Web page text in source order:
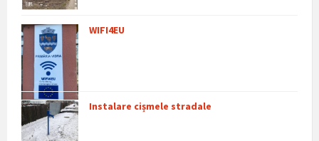
WIFI4EU
Instalare cișmele stradale